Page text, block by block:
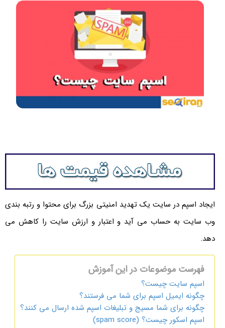
ایجاد اسپم در سایت یک تهدید امنیتی بزرگ برای محتوا و رتبه بندی
وب سایت به حساب می آید و اعتبار و ارزش سایت را کاهش می
دهد.
فهرست موضوعات در این آموزش
اسپم سایت چیست؟
چگونه ایمیل اسپم برای شما می فرستند؟
چگونه برای شما مسیج و تبلیغات اسپم شده ارسال می کنند؟
اسپم اسکور چیست؟ (spam score)